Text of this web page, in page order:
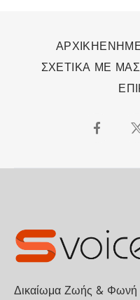
ΑΡΧΙΚΗ
ΣΧΕΤΙΚΑ ΜΕ ΜΑΣ
Δικαίωμα Ζωής & Φωνή